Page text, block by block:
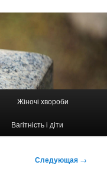
Жіночі хвороби
Вагітність і діти
Следующая →